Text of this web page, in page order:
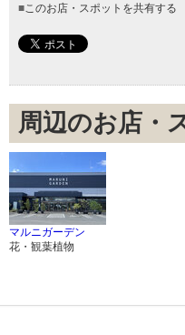
■ このお店・スポットを共有する
周辺のお店・
マルニガーデン
花・観葉植物